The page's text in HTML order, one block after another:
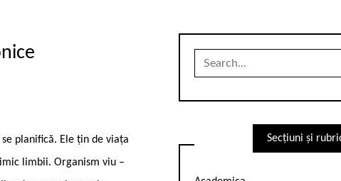
planifică. Ele țin de viața
limbii. Organism viu –
Secțiuni și